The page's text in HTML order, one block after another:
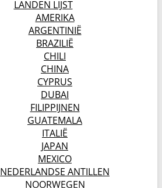
LANDEN LIJST
AMERIKA
ARGENTINIË
BRAZILIË
CHILI
CHINA
CYPRUS
DUBAI
FILIPPIJNEN
GUATEMALA
ITALIË
JAPAN
MEXICO
NEDERLANDSE ANTILLEN
NOORWEGEN